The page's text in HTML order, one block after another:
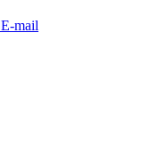
E-mail